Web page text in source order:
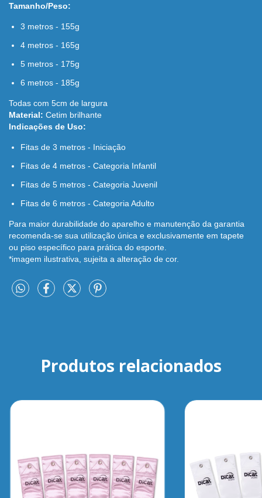
Tamanho/Peso:
3 metros - 155g
4 metros - 165g
5 metros - 175g
6 metros - 185g
Todas com 5cm de largura
Material: Cetim brilhante
Indicações de Uso:
Fitas de 3 metros - Iniciação
Fitas de 4 metros - Categoria Infantil
Fitas de 5 metros - Categoria Juvenil
Fitas de 6 metros - Categoria Adulto
Para maior durabilidade do aparelho e manutenção da garantia
recomenda-se sua utilização única e exclusivamente em tapete
ou piso específico para prática do esporte.
*imagem ilustrativa, sujeita a alteração de cor.
Produtos relacionados